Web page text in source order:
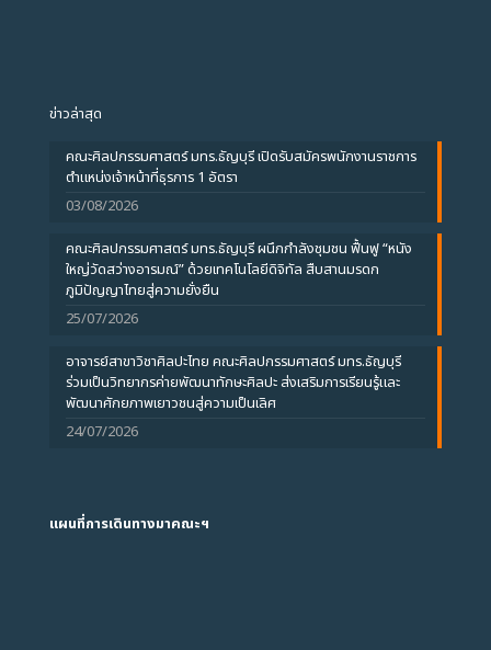
ข่าวล่าสุด
คณะศิลปกรรมศาสตร์ มทร.ธัญบุรี เปิดรับสมัครพนักงานราชการ
ตำแหน่งเจ้าหน้าที่ธุรการ 1 อัตรา
03/08/2026
คณะศิลปกรรมศาสตร์ มทร.ธัญบุรี ผนึกกำลังชุมชน ฟื้นฟู “หนัง
ใหญ่วัดสว่างอารมณ์” ด้วยเทคโนโลยีดิจิทัล สืบสานมรดก
ภูมิปัญญาไทยสู่ความยั่งยืน
25/07/2026
อาจารย์สาขาวิชาศิลปะไทย คณะศิลปกรรมศาสตร์ มทร.ธัญบุรี
ร่วมเป็นวิทยากรค่ายพัฒนาทักษะศิลปะ ส่งเสริมการเรียนรู้และ
พัฒนาศักยภาพเยาวชนสู่ความเป็นเลิศ
24/07/2026
แผนที่การเดินทางมาคณะฯ